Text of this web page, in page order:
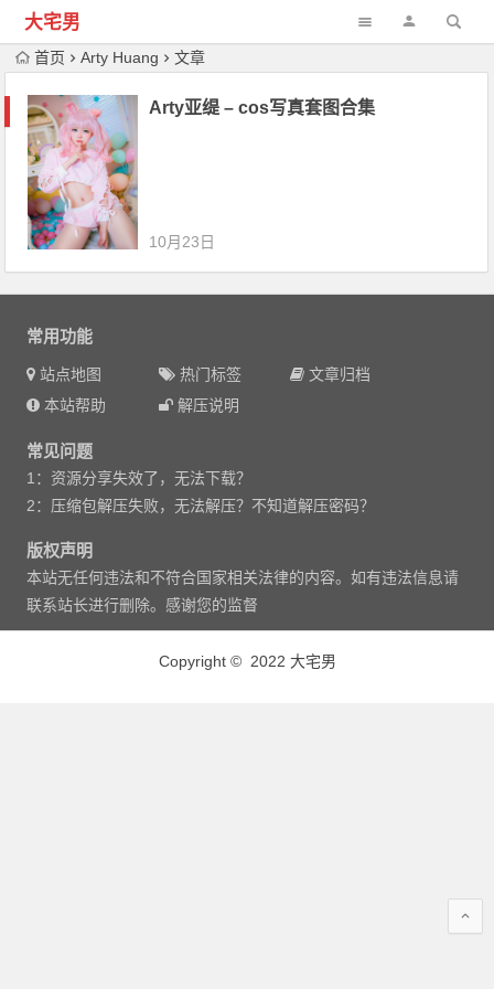
大宅男
首页 Arty Huang 文章
Arty亚缇 – cos写真套图合集
10月23日
常用功能
站点地图 热门标签
文章归档
本站帮助
解压说明
常见问题
1：资源分享失效了，无法下载？
2：压缩包解压失败，无法解压？不知道解压密码？
版权声明
本站无任何违法和不符合国家相关法律的内容。如有违法信息请
联系站长进行删除。感谢您的监督
Copyright © 2022 大宅男